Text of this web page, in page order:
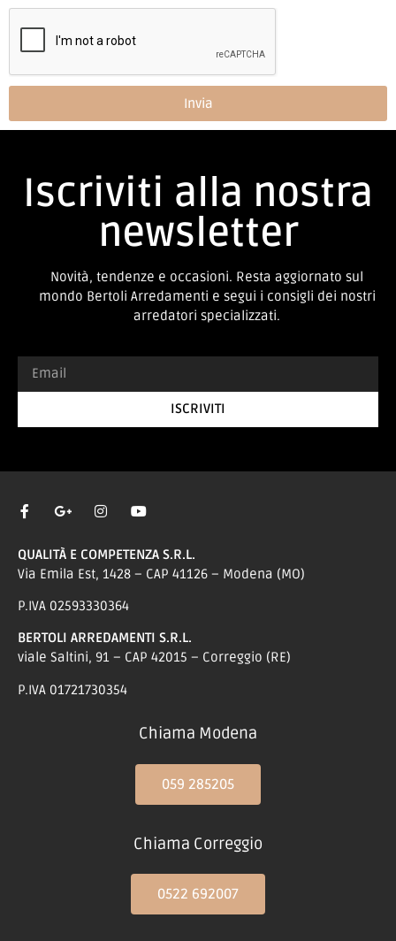
Invia
Iscriviti alla nostra
newsletter
Novità, tendenze e occasioni. Resta aggiornato sul
mondo Bertoli Arredamenti e segui i consigli dei nostri
arredatori specializzati.
ISCRIVITI
QUALITÀ E COMPETENZA S.R.L.
Via Emila Est, 1428 – CAP 41126 – Modena (MO)
P.IVA 02593330364
BERTOLI ARREDAMENTI S.R.L.
viale Saltini, 91 – CAP 42015 – Correggio (RE)
P.IVA 01721730354
Chiama Modena
059 285205
Chiama Correggio
0522 692007